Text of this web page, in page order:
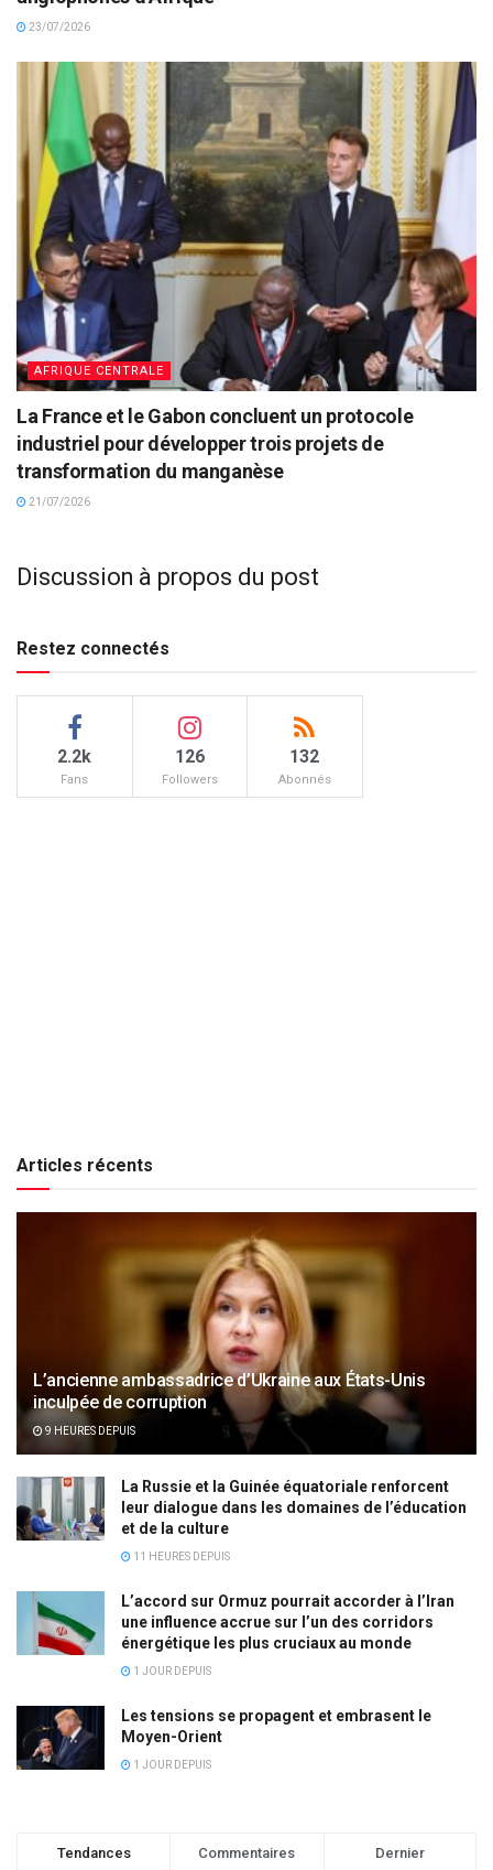
23/07/2026
AFRIQUE CENTRALE
La France et le Gabon concluent un protocole
industriel pour développer trois projets de
transformation du manganèse
21/07/2026
Discussion à propos du post
Restez connectés
2.2k
Fans
126
Followers
132
Abonnés
Articles récents
L’ancienne ambassadrice d’Ukraine aux États-Unis
inculpée de corruption
9 HEURES DEPUIS
La Russie et la Guinée équatoriale renforcent
leur dialogue dans les domaines de l’éducation
et de la culture
11 HEURES DEPUIS
L’accord sur Ormuz pourrait accorder à l’Iran
une influence accrue sur l’un des corridors
énergétique les plus cruciaux au monde
1 JOUR DEPUIS
Les tensions se propagent et embrasent le
Moyen-Orient
1 JOUR DEPUIS
Tendances Commentaires Dernier